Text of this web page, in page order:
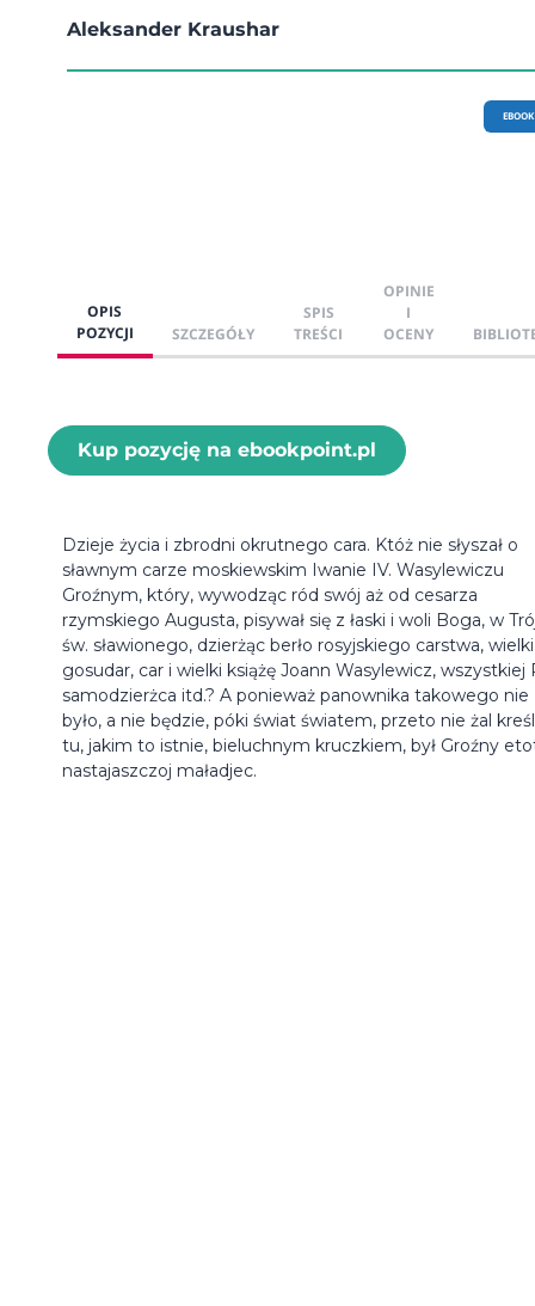
Aleksander Kraushar
EBOOK
OPIS
POZYCJI
SZCZEGÓŁY
SPIS
TREŚCI
OPINIE
I
OCENY
Kup pozycję na ebookpoint.pl
Dzieje życia i zbrodni okrutnego cara. Któż nie słyszał o
sławnym carze moskiewskim Iwanie IV. Wasylewiczu
Groźnym, który, wywodząc ród swój aż od cesarza
rzymskiego Augusta, pisywał się z łaski i woli Boga, w
św. sławionego, dzierżąc berło rosyjskiego carstwa, wielki
gosudar, car i wielki książę Joann Wasylewicz, wszystkiej
samodzierżca itd.? A ponieważ panownika takowego nie
było, a nie będzie, póki świat światem, przeto nie żal
tu, jakim to istnie, bieluchnym kruczkiem, był Groźny
nastajaszczoj maładjec.